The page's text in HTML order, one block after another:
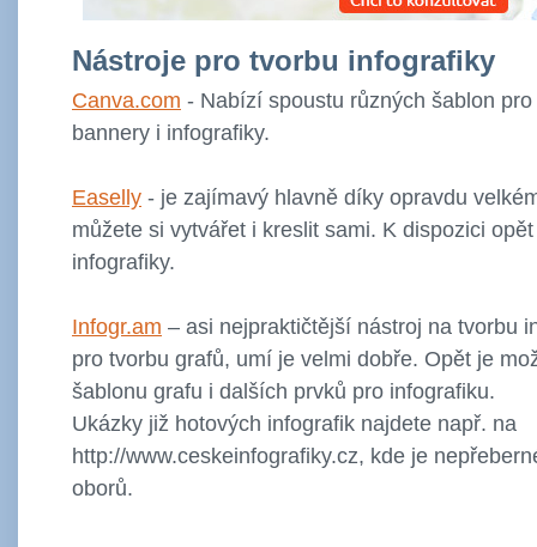
Nástroje pro tvorbu infografiky
Canva.com - Nabízí spoustu různých šablon
bannery i infografiky.
Easelly - je zajímavý hlavně díky opravdu
můžete si vytvářet i kreslit sami. K dispozici
infografiky.
Infogr.am – asi nejpraktičtější nástroj na tvorbu
pro tvorbu grafů, umí je velmi dobře. Opět je
šablonu grafu i dalších prvků pro infografiku.
Ukázky již hotových infografik najdete např. na
http://www.ceskeinfografiky.cz, kde je
oborů.